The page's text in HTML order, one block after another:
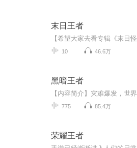
末日王者
10 46.6万
黑暗王者
775 85.4万
荣耀王者